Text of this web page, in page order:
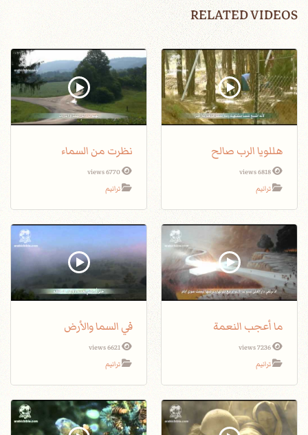
RELATED VIDEOS
هللويا الرب صالح
6818 views
ترانيم
نظرت من السماء
6770 views
ترانيم
ما أعجب النعمة
7236 views
ترانيم
في السما والأرض
6621 views
ترانيم